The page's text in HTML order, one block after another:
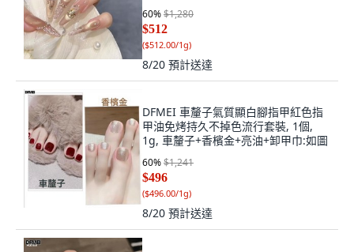
60%$1,280
$512
($512.00/1g)
8/20 預計送達
DFMEI 車釐子氣質顯白腳指甲紅色指
甲油免烤持久不掉色流行套裝, 1個,
1g, 車釐子+香檳金+亮油+卸甲巾:如圖
60%$1,241
$496
($496.00/1g)
8/20 預計送達